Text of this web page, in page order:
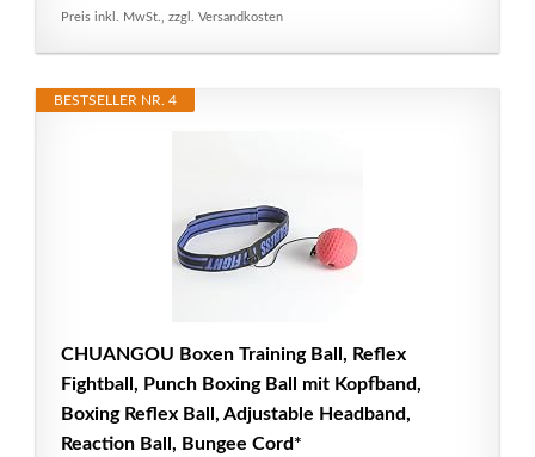
Preis inkl. MwSt., zzgl. Versandkosten
BESTSELLER NR. 4
CHUANGOU Boxen Training Ball, Reflex
Fightball, Punch Boxing Ball mit Kopfband,
Boxing Reflex Ball, Adjustable Headband,
Reaction Ball, Bungee Cord*